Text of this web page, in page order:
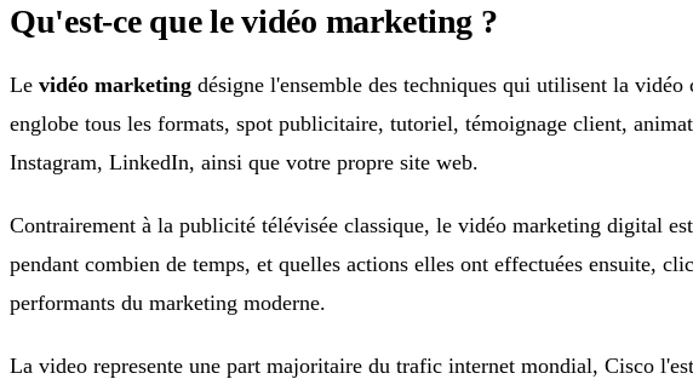
Qu'est-ce que le vidéo marketing ?
Le vidéo marketing désigne l'ensemble des techniques qui utilisent la
englobe tous les formats, spot publicitaire, tutoriel, témoignage client,
Instagram, LinkedIn, ainsi que votre propre site web.
Contrairement à la publicité télévisée classique, le vidéo marketing digital
pendant combien de temps, et quelles actions elles ont effectuées ensuite,
performants du marketing moderne.
La video represente une part majoritaire du trafic internet mondial, Cisco